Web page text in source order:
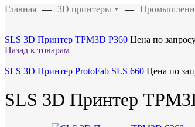
Главная — 3D принтеры ▼ —
SLS 3D Принтер TPM3D P360 Цена по
Назад к товарам
SLS 3D Принтер ProtoFab SLS 660 Цена по
SLS 3D Принтер